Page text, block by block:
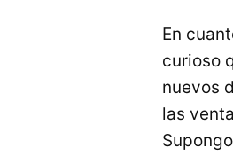
En
curioso
nuevos
las